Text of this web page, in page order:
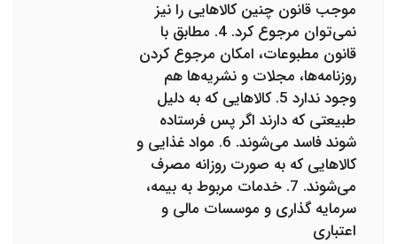
موجب قانون چنین کالاهایی را نیز
نمی‌توان مرجوع کرد. 4. مطابق با
قانون مطبوعات، امکان مرجوع کردن
روزنامه‌ها، مجلات و نشریه‌ها هم
وجود ندارد 5. کالاهایی که به دلیل
طبیعتی که دارند اگر پس فرستاده
شوند فاسد می‌شوند. 6. مواد غذایی و
کالاهایی که به صورت روزانه مصرف
می‌شوند. 7. خدمات مربوط به بیمه،
سرمایه گذاری و موسسات مالی و
اعتباری